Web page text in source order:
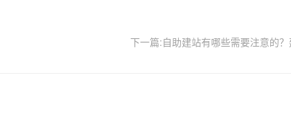
下一篇:自助建站有哪些需要注意的